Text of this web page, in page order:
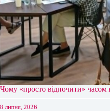
Чому «просто відпочити» часом
8 липня, 2026